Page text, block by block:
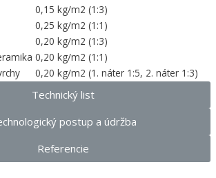
0,15 kg/m2 (1:3)
0,25 kg/m2 (1:1)
0,20 kg/m2 (1:3)
0,20 kg/m2 (1:1)
0,20 kg/m2 (1. náter 1:5, 2. náter 1:3)
Technický list
postup a údržba
Referencie